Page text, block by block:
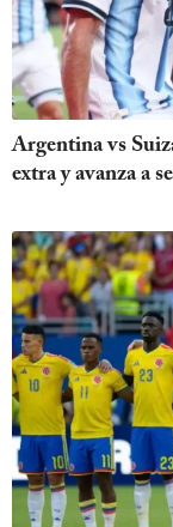
Argentina vs
extra y avanza a